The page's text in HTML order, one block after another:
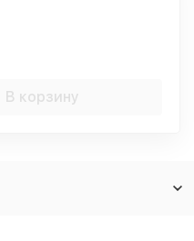
В корзину